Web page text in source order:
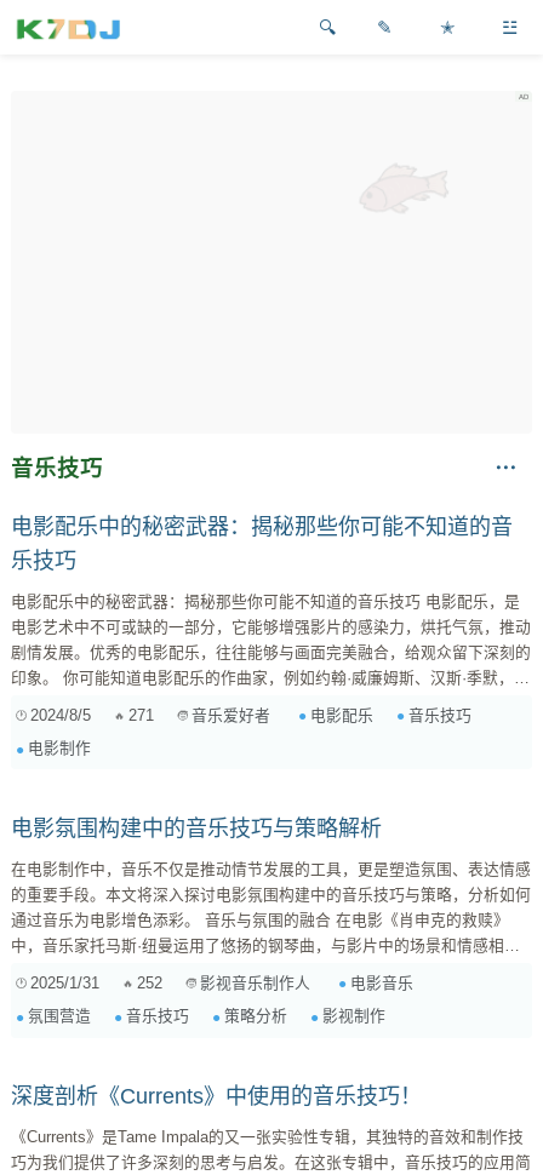
✎ ✭ ☳
音乐技巧
电影配乐中的秘密武器：揭秘那些你可能不知道的音
乐技巧
电影配乐中的秘密武器：揭秘那些你可能不知道的音乐技巧 电影配乐，是
电影艺术中不可或缺的一部分，它能够增强影片的感染力，烘托气氛，推动
剧情发展。优秀的电影配乐，往往能够与画面完美融合，给观众留下深刻的
印象。 你可能知道电影配乐的作曲家，例如约翰·威廉姆斯、汉斯·季默，但
的音乐往往给人紧张、兴奋的感觉，而低音调的音乐则会让人感到沉重、悲
2024/8/5 271 音乐爱好者 电影配乐
音乐技巧
电影制作
电影氛围构建中的音乐技巧与策略解析
在电影制作中，音乐不仅是推动情节发展的工具，更是塑造氛围、表达情感
的重要手段。本文将深入探讨电影氛围构建中的音乐技巧与策略，分析如何
通过音乐为电影增色添彩。 音乐与氛围的融合 在电影《肖申克的救赎》
中，音乐家托马斯·纽曼运用了悠扬的钢琴曲，与影片中的场景和情感相融
享受的同时，也能感受到音乐带来的情感共鸣。 音乐的情感表达 电影《阿
甘正传》中，音乐家艾伦·席尔维斯特运用了欢快的旋律和感人的配乐，将
2025/1/31 252 影视音乐制作人
电影音乐
氛围营造
音乐技巧 策略分析 影视制作
深度剖析《Currents》中使用的音乐技巧！
《Currents》是Tame Impala的又一张实验性专辑，其独特的音效和制作技
巧为我们提供了许多深刻的思考与启发。在这张专辑中，音乐技巧的应用简